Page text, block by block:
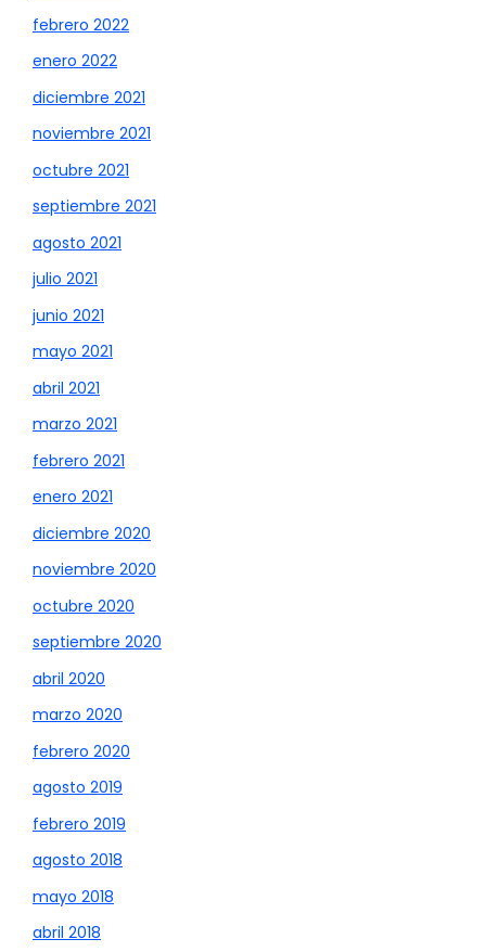
febrero 2022
enero 2022
diciembre 2021
noviembre 2021
octubre 2021
septiembre 2021
agosto 2021
julio 2021
junio 2021
mayo 2021
abril 2021
marzo 2021
febrero 2021
enero 2021
diciembre 2020
noviembre 2020
octubre 2020
septiembre 2020
abril 2020
marzo 2020
febrero 2020
agosto 2019
febrero 2019
agosto 2018
mayo 2018
abril 2018